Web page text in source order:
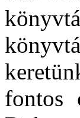
fontos